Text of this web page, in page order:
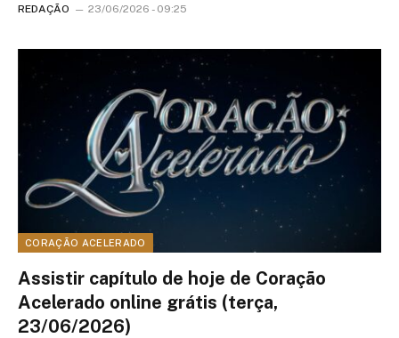
REDAÇÃO 23/06/2026 - 09:25
CORAÇÃO ACELERADO
Assistir capítulo de hoje de Coração
Acelerado online grátis (terça,
23/06/2026)